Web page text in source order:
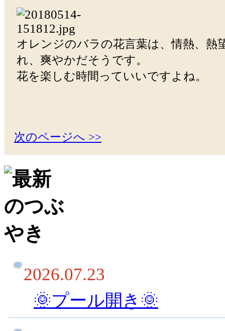
オレンジのバラの花言葉は、情熱、熱
れ、爽やかだそうです。
花を楽しむ時間っていいですよね。
次のページへ >>
2026.07.23
🌞プール開き🌞